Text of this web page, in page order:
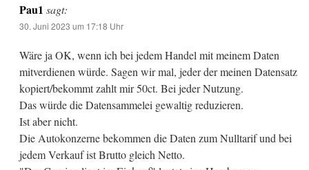
Pau1 sagt:
30. Juni 2023 um 17:18 Uhr
Wäre ja OK, wenn ich bei jedem Handel mit meinem Daten
mitverdienen würde. Sagen wir mal, jeder der meinen Datensatz
kopiert/bekommt zahlt mir 50ct. Bei jeder Nutzung.
Das würde die Datensammelei gewaltig reduzieren.
Ist aber nicht.
Die Autokonzerne bekommen die Daten zum Nulltarif und bei
jedem Verkauf ist Brutto gleich Netto.